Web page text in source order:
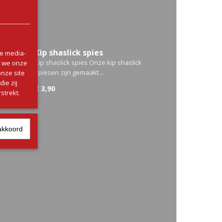
Kip shaslick spies
Kip shaslick spies Onze kip shaslick
spiesen zijn gemaakt…
€ 3,90
media-
onze
site
zij